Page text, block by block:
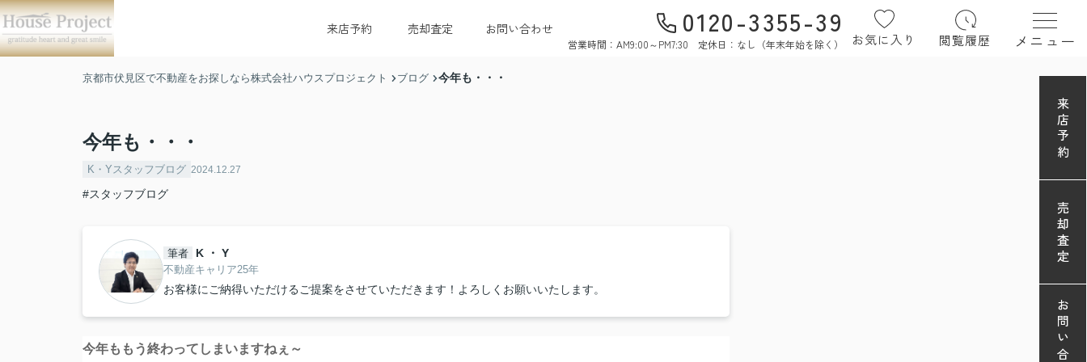
来店予約 売却査定 お問い合わせ 0120-3355-39
営業時間：AM9:00～PM7:30 定休日：なし（年末年始を除く） お気に入り 閲覧履歴 メニュー
京都市伏見区で不動産をお探しなら株式会社ハウスプロジェクト ブログ 今年も・・・
今年も・・・
K・Yスタッフブログ 2024.12.27
#スタッフブログ
筆者 K ・ Y
不動産キャリア25年
お客様にご納得いただけるご提案をさせていただきます！よろしくお願いいたします。
今年ももう終わってしまいますねぇ～
来店予約
売却査定